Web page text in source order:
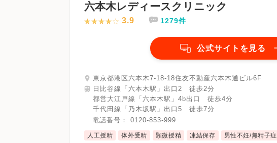
六本木レディースクリニック
3.9 1279件
公式サイトを見る
東京都港区六本木7-18-18住友不動産六本木通ビル6F
日比谷線「六本木駅」出口2 徒歩2分
都営大江戸線「六本木駅」4b出口 徒歩4分
千代田線「乃木坂駅」出口5 徒歩7分
電話番号： 0120-853-999
人工授精 体外受精 顕微授精 凍結保存
男性不妊/無精子症